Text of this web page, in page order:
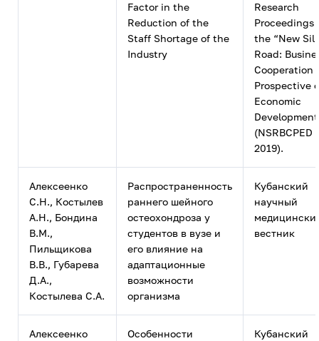
Factor in the
Reduction of the
Staff Shortage of the
Industry
Research
Proceedings
the “New
Road:
Cooperation
Prospective
Economic
(NSRBCPED
2019).
Алексеенко
С.Н., Костылев
А.Н., Бондина
В.М.,
Пильщикова
В.В., Губарева
Д.А.,
Костылева С.А.
Распространенность
раннего шейного
остеохондроза у
студентов в вузе и
его влияние на
адаптационные
возможности
организма
Кубанский
научный
вестник
Алексеенко
Особенности
Кубанский